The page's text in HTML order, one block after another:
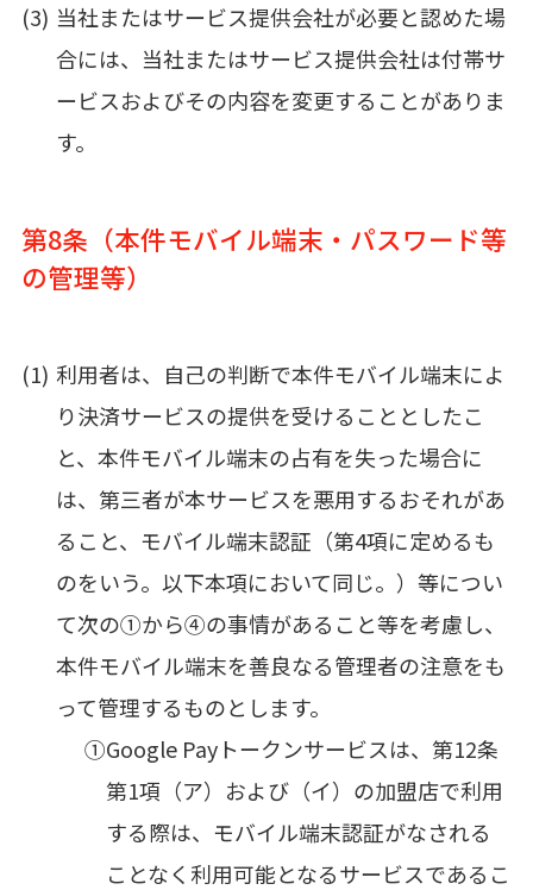
当社またはサービス提供会社が必要と認めた場
合には、当社またはサービス提供会社は付帯サ
ービスおよびその内容を変更することがありま
す。
第8条（本件モバイル端末・パスワード等
の管理等）
利用者は、自己の判断で本件モバイル端末によ
り決済サービスの提供を受けることとしたこ
と、本件モバイル端末の占有を失った場合に
は、第三者が本サービスを悪用するおそれがあ
ること、モバイル端末認証（第4項に定めるも
のをいう。以下本項において同じ。）等につい
て次の①から④の事情があること等を考慮し、
本件モバイル端末を善良なる管理者の注意をも
って管理するものとします。
①Google Payトークンサービスは、第12条
第1項（ア）および（イ）の加盟店で利用
する際は、モバイル端末認証がなされる
ことなく利用可能となるサービスであるこ